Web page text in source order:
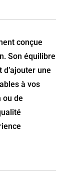
conçue
Son équilibre
une
à vos
ou de